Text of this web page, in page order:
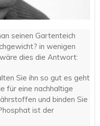
seinen Gartenteich
in wenigen
dies die Antwort:
Sie ihn so gut es geht
für eine nachhaltige
und binden Sie
ist der